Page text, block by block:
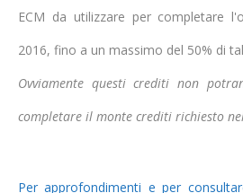
ECM da utilizzare per completare
2016, fino a un massimo del 50% di
Ovviamente questi crediti non
completare il monte crediti richiesto
Per approfondimenti e per